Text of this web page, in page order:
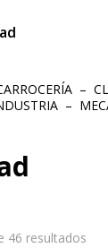
–
–
46 resultados